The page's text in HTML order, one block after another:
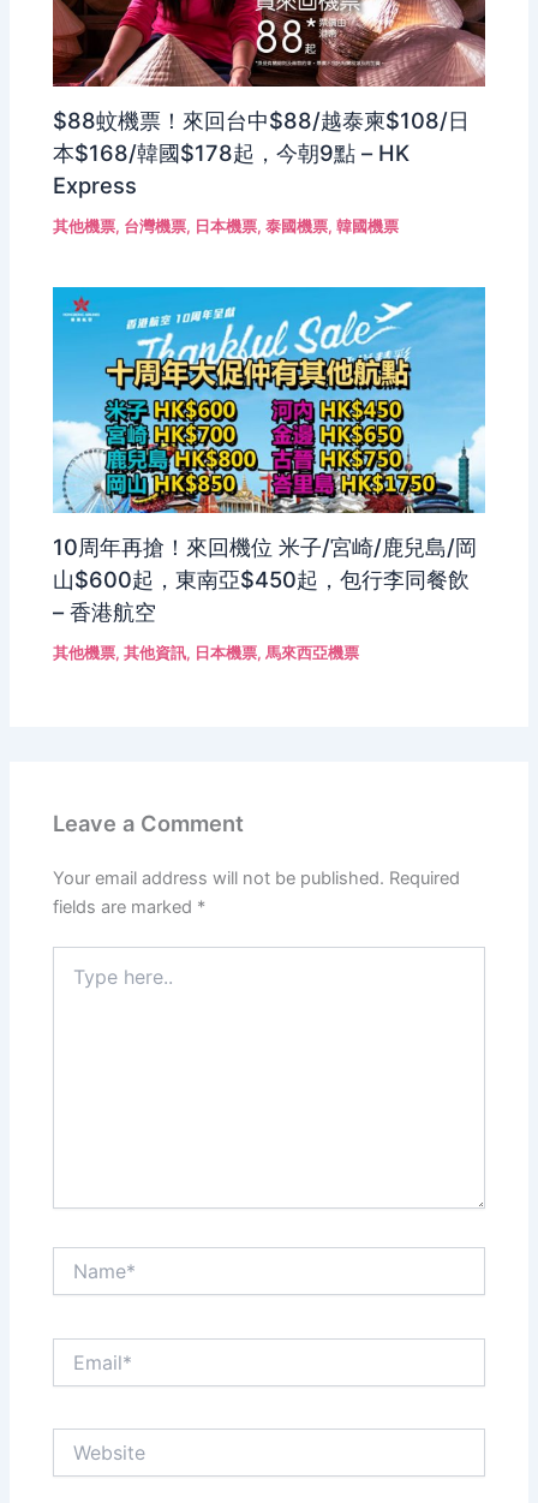
$88蚊機票！來回台中$88/越泰柬$108/日
本$168/韓國$178起，今朝9點 – HK
Express
其他機票, 台灣機票, 日本機票,泰國機票,韓國機票
10周年再搶！來回機位 米子/宮崎/鹿兒島/岡
山$600起，東南亞$450起，包行李同餐飲
– 香港航空
其他機票,其他資訊, 日本機票,馬來西亞機票
Leave a Comment
Your email address will not be published. Required
fields are marked *
here..